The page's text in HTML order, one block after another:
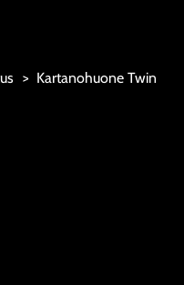
Kartanohuone Twin